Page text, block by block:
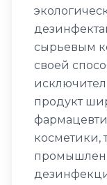
сырьевым
своей
продукт
косметики,